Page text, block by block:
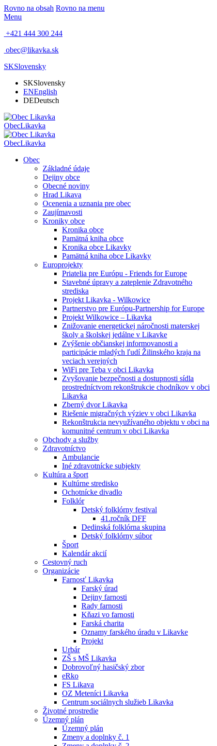
Rovno na obsah Rovno na menu
Menu
+421 444 300 244
obec@likavka.sk
SKSlovensky
SKSlovensky
ENEnglish
DEDeutsch
ObecLikavka
ObecLikavka
Obec
Základné údaje
Dejiny obce
Obecné noviny
Hrad Likava
Ocenenia a uznania pre obec
Zaujímavosti
Kroniky obce
Kronika obce
Pamätná kniha obce
Kronika obce Likavky
Pamätná kniha obce Likavky
Europrojekty
Priatelia pre Európu - Friends for Europe
Stavebné úpravy a zateplenie Zdravotného
strediska
Projekt Likavka - Wilkowice
Partnerstvo pre Európu-Partnership for Europe
Projekt Wilkowice – Likavka
Znižovanie energetickej náročnosti materskej
školy a školskej jedálne v Likavke
Zvýšenie občianskej informovanosti a
participácie mladých ľudí Žilinského kraja na
veciach verejných
WiFi pre Teba v obci Likavka
Zvyšovanie bezpečnosti a dostupnosti sídla
prostredníctvom rekonštrukcie chodníkov v obci
Likavka
Zberný dvor Likavka
Riešenie migračných výziev v obci Likavka
Rekonštrukcia nevyužívaného objektu v obci na
komunitné centrum v obci Likavka
Obchody a služby
Zdravotníctvo
Ambulancie
Iné zdravotnícke subjekty
Kultúra a šport
Kultúrne stredisko
Ochotnícke divadlo
Folklór
Detský folklórny festival
41.ročník DFF
Dedinská folklórna skupina
Detský folklórny súbor
Šport
Kalendár akcií
Cestovný ruch
Organizácie
Farnosť Likavka
Farský úrad
Dejiny farnosti
Rady farnosti
Kňazi vo farnosti
Farská charita
Oznamy farského úradu v Likavke
Projekt
Urbár
ZŠ s MŠ Likavka
Dobrovoľný hasičský zbor
eRko
FS Likava
OZ Meteníci Likavka
Centrum sociálnych služieb Likavka
Životné prostredie
Územný plán
Územný plán
Zmeny a doplnky č. 1